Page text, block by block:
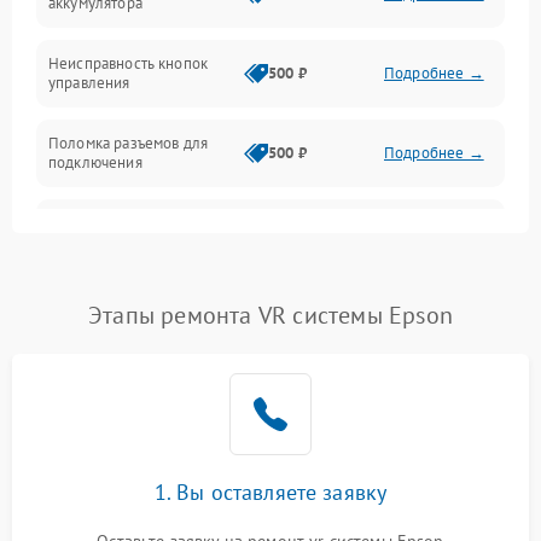
Неисправность кнопок
управления
500 ₽ Подробнее →
Поломка разъемов для
подключения
500 ₽ Подробнее →
Повреждение проводов 500 ₽ Подробнее →
1000 ₽
1000 ₽
Этапы ремонта VR системы Epson
1. Вы оставляете заявку